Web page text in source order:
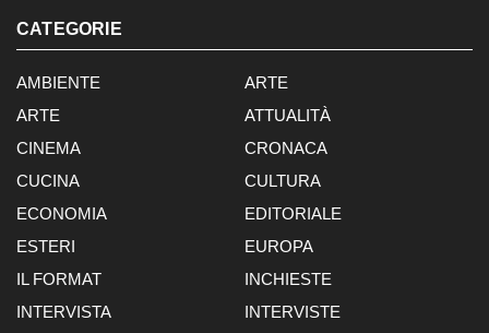
CATEGORIE
AMBIENTE
ARTE
ARTE
ATTUALITÀ
CINEMA
CRONACA
CUCINA
CULTURA
ECONOMIA
EDITORIALE
ESTERI
EUROPA
IL FORMAT
INCHIESTE
INTERVISTA
INTERVISTE